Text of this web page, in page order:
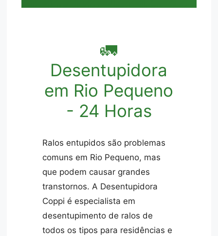
🚛
Desentupidora
em Rio Pequeno
- 24 Horas
Ralos entupidos são problemas
comuns em Rio Pequeno, mas
que podem causar grandes
transtornos. A Desentupidora
Coppi é especialista em
desentupimento de ralos de
todos os tipos para residências e